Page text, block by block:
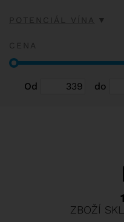
POTENCIÁL VÍNA
CENA
Od do
ZBOŽÍ